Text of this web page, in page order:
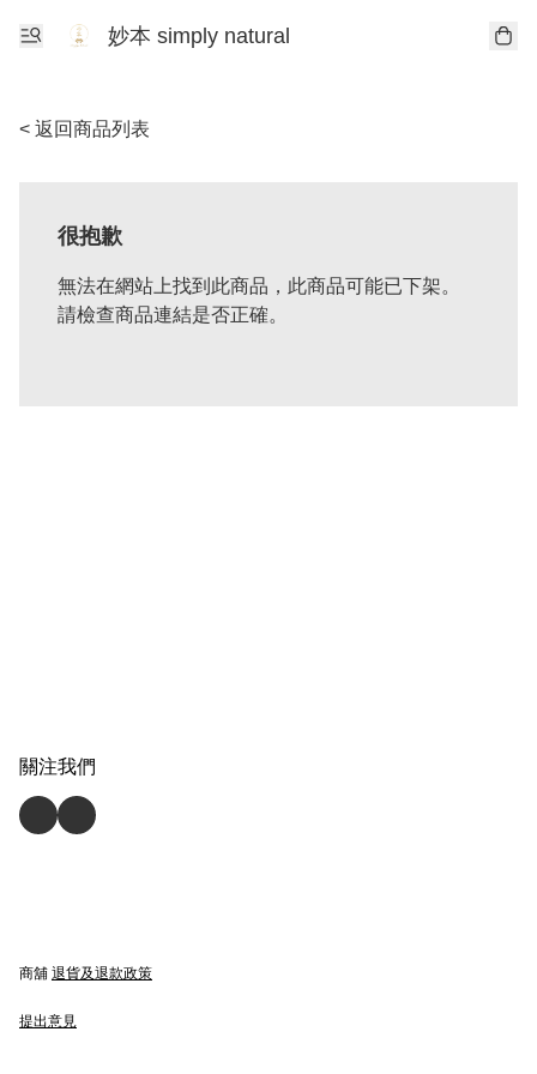
妙本 simply natural
< 返回商品列表
很抱歉
無法在網站上找到此商品，此商品可能已下架。
請檢查商品連結是否正確。
關注我們
商舖 退貨及退款政策
提出意見